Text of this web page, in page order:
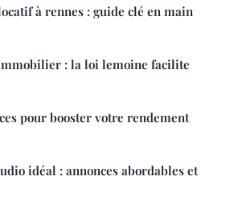
à rennes : guide clé en main
: la loi lemoine facilite
pour booster votre rendement
idéal : annonces abordables et